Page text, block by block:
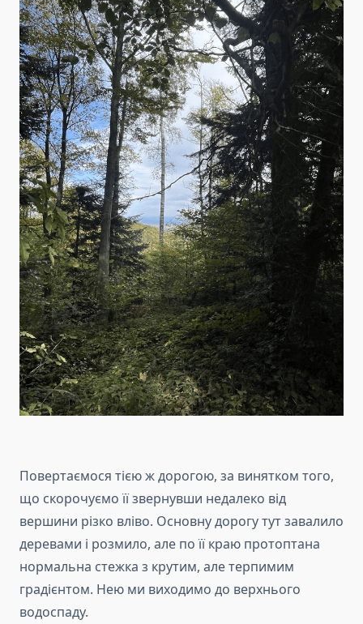
Повертаємося тією ж дорогою, за винятком того,
що скорочуємо її звернувши недалеко від
вершини різко вліво. Основну дорогу тут завалило
деревами і розмило, але по її краю протоптана
нормальна стежка з крутим, але терпимим
градієнтом. Нею ми виходимо до верхнього
водоспаду.